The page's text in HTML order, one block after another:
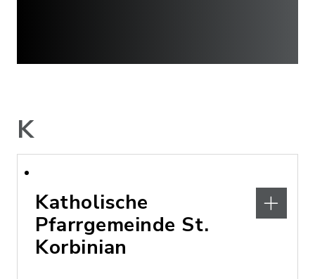
K
Katholische
Pfarrgemeinde St.
Korbinian